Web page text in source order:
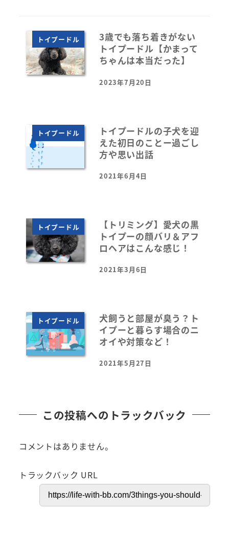
トイプードル
3歳でも落ち着きがない
トイプードル【かまって
ちゃんは本当だった】
投稿日
2023年7月20日
トイプードル
トイプードルの子犬を迎
えた初日のことー過ごし
方や思い出話
投稿日
2021年6月4日
トイプードル
【トリミング】愛犬の黒
トイプーの顔バリ＆アフ
ロヘアはこんな感じ！
投稿日
2021年3月6日
トイプードル
犬飼うと部屋が臭う？ト
イプーと暮らす場合のニ
オイや対策など！
投稿日
2021年5月27日
この投稿へのトラックバック
コメントはありません。
トラックバック URL